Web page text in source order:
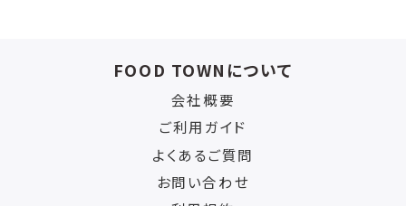
FOOD TOWNについて
会社概要
ご利用ガイド
よくあるご質問
お問い合わせ